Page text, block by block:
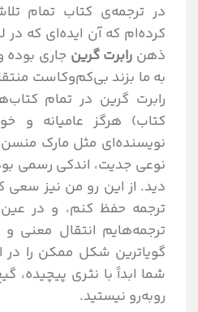
در ترجمه‌ی کتاب تمام
کرده‌ام که آن ایده‌ای که
ذهن رابرت گرین جاری بوده
به ما بزند بی‌کم‌وکاست
رابرت گرین در تمام
کتاب) هرگز عامیانه و
نویسنده‌ای مثل مارک
نوعی جدیت، اندکی رسمی
دید. از این رو من نیز سعی
ترجمه حفظ کنم، و در
ترجمه‌هایم انتقال معنی
گویا‌ترین شکل ممکن را در
شما ابداً با نثری پیچیده،
روبه‌رو نیستید.